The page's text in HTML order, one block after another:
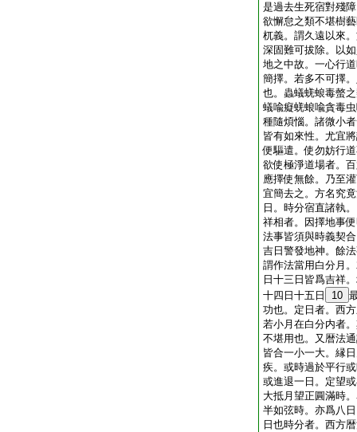
是過去生死宿對殘
欲懈怠之類不堪樹
杌義。謂久遠以來
深固難可拔除。以
地之中故。一心行
簡擇。若多不可擇
也。蟲蟻蜣蜋毒螫
蟻喩癡蜣蜋喩貪毒
種隨煩惱。諸微小
皆有如來性。尤宜
便驅遣。使勿妨行
欲使極淨道場者。
應擇使無餘。乃至
宜簡去之。方名究
日。時分宿直諸執
祥相者。因擇地事
法事皆須與時義契
吉日警發地神。餘
謂作法當用白分月
日十三日皆爲吉祥
十四日十五日
10
功也。定日者。西
若小月在白分内者
不堪用也。又暦法
皆合一小一大。縁
疾。或時過於平行
或進退一日。定望
大抵月望正圓滿時
半如弦時。亦爲八
日也時分者。西方